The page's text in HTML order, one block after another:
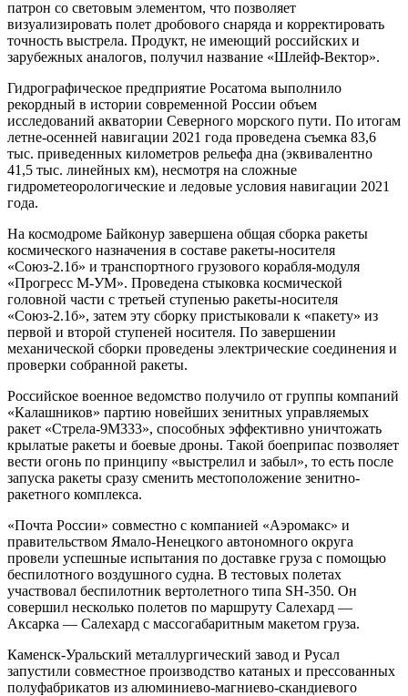
патрон со световым элементом, что позволяет
визуализировать полет дробового снаряда и корректировать
точность выстрела. Продукт, не имеющий российских и
зарубежных аналогов, получил название «Шлейф-Вектор».
Гидрографическое предприятие Росатома выполнило
рекордный в истории современной России объем
исследований акватории Северного морского пути. По итогам
летне-осенней навигации 2021 года проведена съемка 83,6
тыс. приведенных километров рельефа дна (эквивалентно
41,5 тыс. линейных км), несмотря на сложные
гидрометеорологические и ледовые условия навигации 2021
года.
На космодроме Байконур завершена общая сборка ракеты
космического назначения в составе ракеты-носителя
«Союз-2.1б» и транспортного грузового корабля-модуля
«Прогресс М-УМ». Проведена стыковка космической
головной части с третьей ступенью ракеты-носителя
«Союз-2.1б», затем эту сборку пристыковали к «пакету» из
первой и второй ступеней носителя. По завершении
механической сборки проведены электрические соединения и
проверки собранной ракеты.
Российское военное ведомство получило от группы компаний
«Калашников» партию новейших зенитных управляемых
ракет «Стрела-9М333», способных эффективно уничтожать
крылатые ракеты и боевые дроны. Такой боеприпас позволяет
вести огонь по принципу «выстрелил и забыл», то есть после
запуска ракеты сразу сменить местоположение зенитно-
ракетного комплекса.
«Почта России» совместно с компанией «Аэромакс» и
правительством Ямало-Ненецкого автономного округа
провели успешные испытания по доставке груза с помощью
беспилотного воздушного судна. В тестовых полетах
участвовал беспилотник вертолетного типа SH-350. Он
совершил несколько полетов по маршруту Салехард —
Аксарка — Салехард с массогабаритным макетом груза.
Каменск-Уральский металлургический завод и Русал
запустили совместное производство катаных и прессованных
полуфабрикатов из алюминиево-магниево-скандиевого